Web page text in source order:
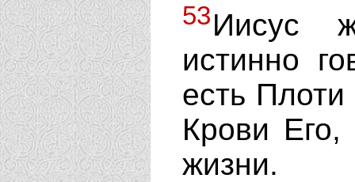
53Иисус
истинно
есть
Крови
жизни.